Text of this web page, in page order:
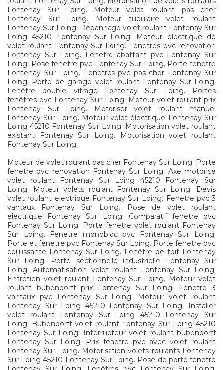
Fontenay Sur Loing. Moteur volet roulant pas cher
Fontenay Sur Loing. Moteur tubulaire volet roulant
Fontenay Sur Loing. Dépannage volet roulant Fontenay Sur
Loing 45210 Fontenay Sur Loing. Moteur electrique de
volet roulant Fontenay Sur Loing. Fenetres pvc renovation
Fontenay Sur Loing. Fenetre abattant pvc Fontenay Sur
Loing. Pose fenetre pvc Fontenay Sur Loing. Porte fenetre
Fontenay Sur Loing. Fenetres pvc pas cher Fontenay Sur
Loing. Porte de garage volet roulant Fontenay Sur Loing.
Fenêtre double vitrage Fontenay Sur Loing. Portes
fenêtres pvc Fontenay Sur Loing. Moteur volet roulant prix
Fontenay Sur Loing. Motoriser volet roulant manuel
Fontenay Sur Loing. Moteur volet électrique Fontenay Sur
Loing 45210 Fontenay Sur Loing. Motorisation volet roulant
existant Fontenay Sur Loing. Motorisation volet roulant
Fontenay Sur Loing.
Moteur de volet roulant pas cher Fontenay Sur Loing. Porte
fenetre pvc renovation Fontenay Sur Loing. Axe motorisé
volet roulant Fontenay Sur Loing 45210 Fontenay Sur
Loing. Moteur volets roulant Fontenay Sur Loing. Devis
volet roulant electrique Fontenay Sur Loing. Fenetre pvc 3
vantaux Fontenay Sur Loing. Pose de volet roulant
electrique Fontenay Sur Loing. Comparatif fenetre pvc
Fontenay Sur Loing. Porte fenetre volet roulant Fontenay
Sur Loing. Fenetre monobloc pvc Fontenay Sur Loing.
Porte et fenetre pvc Fontenay Sur Loing. Porte fenetre pvc
coulissante Fontenay Sur Loing. Fenêtre de toit Fontenay
Sur Loing. Porte sectionnelle industrielle Fontenay Sur
Loing. Automatisation volet roulant Fontenay Sur Loing.
Entretien volet roulant Fontenay Sur Loing. Moteur volet
roulant bubendorff prix Fontenay Sur Loing. Fenetre 3
vantaux pvc Fontenay Sur Loing. Moteur volet roulant
Fontenay Sur Loing 45210 Fontenay Sur Loing. Installer
volet roulant Fontenay Sur Loing 45210 Fontenay Sur
Loing. Bubendorff volet roulant Fontenay Sur Loing 45210
Fontenay Sur Loing. Interrupteur volet roulant bubendorff
Fontenay Sur Loing. Prix fenetre pvc avec volet roulant
Fontenay Sur Loing. Motorisation volets roulants Fontenay
Sur Loing 45210 Fontenay Sur Loing. Pose de porte fenetre